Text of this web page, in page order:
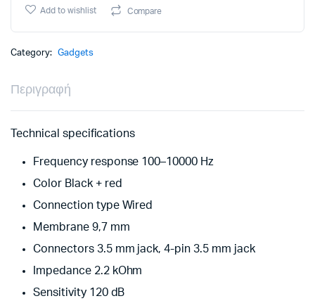
300
MICROPHONE
FOR
quantity
Add to wishlist Compare
Category: Gadgets
Περιγραφή
Technical specifications
Frequency response 100–10000 Hz
Color Black + red
Connection type Wired
Membrane 9,7 mm
Connectors 3.5 mm jack, 4-pin 3.5 mm jack
Impedance 2.2 kOhm
Sensitivity 120 dB